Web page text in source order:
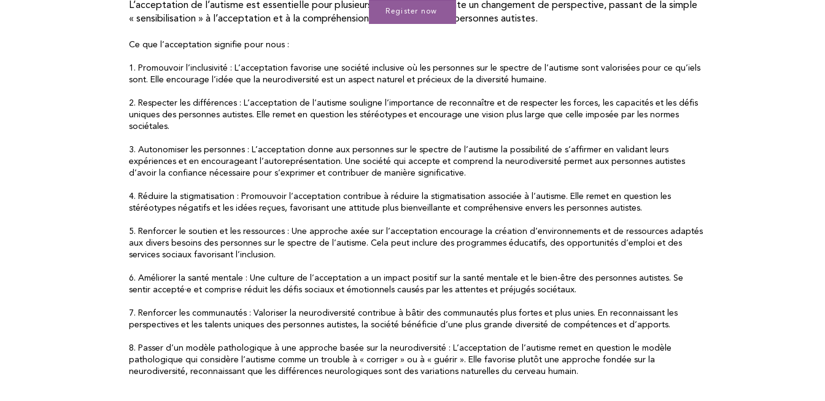
L’acceptation de l’autisme est essentielle pour plusieurs raisons et représente un changement de perspective, passant de la simple
« sensibilisation » à l’acceptation et à la compréhension de la diversité des personnes autistes.
Ce que l’acceptation signifie pour nous :
1. Promouvoir l’inclusivité : L’acceptation favorise une société inclusive où les personnes sur le spectre de l’autisme sont valorisées pour ce qu’iels
sont. Elle encourage l’idée que la neurodiversité est un aspect naturel et précieux de la diversité humaine.
2. Respecter les différences : L’acceptation de l’autisme souligne l’importance de reconnaître et de respecter les forces, les capacités et les défis
uniques des personnes autistes. Elle remet en question les stéréotypes et encourage une vision plus large que celle imposée par les normes
sociétales.
3. Autonomiser les personnes : L’acceptation donne aux personnes sur le spectre de l’autisme la possibilité de s’affirmer en validant leurs
expériences et en encourageant l’autoreprésentation. Une société qui accepte et comprend la neurodiversité permet aux personnes autistes
d’avoir la confiance nécessaire pour s’exprimer et contribuer de manière significative.
4. Réduire la stigmatisation : Promouvoir l’acceptation contribue à réduire la stigmatisation associée à l’autisme. Elle remet en question les
stéréotypes négatifs et les idées reçues, favorisant une attitude plus bienveillante et compréhensive envers les personnes autistes.
5. Renforcer le soutien et les ressources : Une approche axée sur l’acceptation encourage la création d’environnements et de ressources adaptés
aux divers besoins des personnes sur le spectre de l’autisme. Cela peut inclure des programmes éducatifs, des opportunités d’emploi et des
services sociaux favorisant l’inclusion.
6. Améliorer la santé mentale : Une culture de l’acceptation a un impact positif sur la santé mentale et le bien-être des personnes autistes. Se
sentir accepté·e et compris·e réduit les défis sociaux et émotionnels causés par les attentes et préjugés sociétaux.
7. Renforcer les communautés : Valoriser la neurodiversité contribue à bâtir des communautés plus fortes et plus unies. En reconnaissant les
perspectives et les talents uniques des personnes autistes, la société bénéficie d’une plus grande diversité de compétences et d’apports.
8. Passer d’un modèle pathologique à une approche basée sur la neurodiversité : L’acceptation de l’autisme remet en question le modèle
pathologique qui considère l’autisme comme un trouble à « corriger » ou à « guérir ». Elle favorise plutôt une approche fondée sur la
neurodiversité, reconnaissant que les différences neurologiques sont des variations naturelles du cerveau humain.
Register now